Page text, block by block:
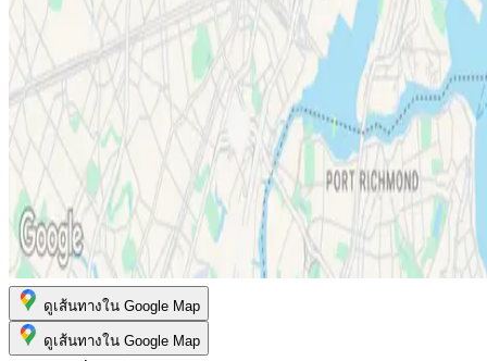
ดูเส้นทางใน Google Map
ดูเส้นทางใน Google Map